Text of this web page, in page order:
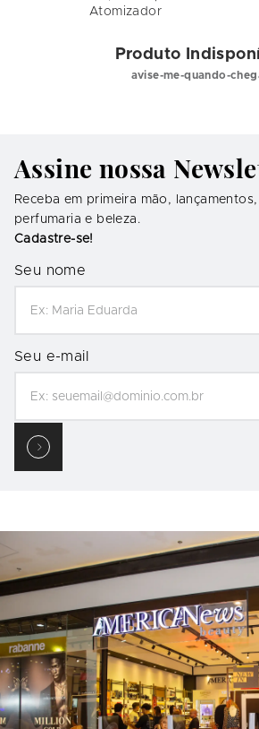
Atomizador
Produto
avise-me-quando-
Assine nossa
Receba em primeira mão,
perfumaria e beleza.
Cadastre-se!
Seu nome
Seu e-mail